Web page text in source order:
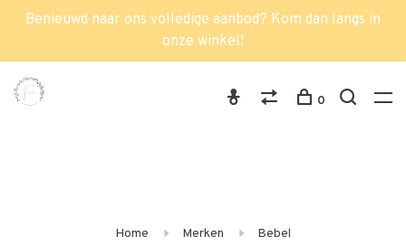
Benieuwd naar ons volledige aanbod? Kom dan langs in
onze winkel!
0
Home Merken Bebel